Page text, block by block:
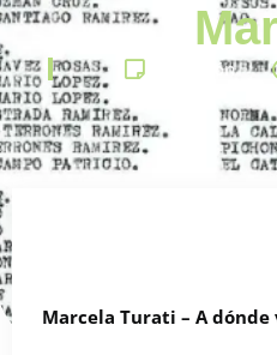
Reflexión
Marcela Turati – A